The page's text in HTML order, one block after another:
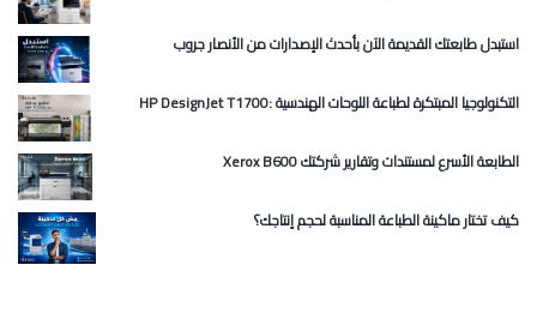
استبدل طابعتك القديمة الآن بأحدث الإصدارات من الأنصار جروب
HP DesignJet T1700: التكنولوجيا المبتكرة لطباعة اللوحات الهندسية
Xerox B600 الطابعة الأسرع لمستندات وتقارير شركتك
كيف تختار ماكينة الطباعة المناسبة لحجم إنتاجك؟